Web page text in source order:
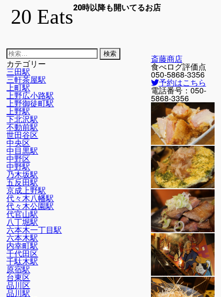
20 Eats20時以降も開いてるお店
検
索:
カテゴリー
三田駅
三軒茶屋駅
上町駅
上野広小路駅
上野御徒町駅
上野駅
下北沢駅
不動前駅
世田谷区
中央区
中目黒駅
中野区
中野駅
乃木坂駅
五反田駅
京成上野駅
代々木八幡駅
代々木公園駅
代官山駅
八丁堀駅
六本木一丁目駅
六本木駅
内幸町駅
千代田区
千駄木駅
原宿駅
台東区
品川区
品川駅
斎藤商店
食べログ評価点
050-5868-3356
予約はこちら
電話番号：050-
5868-3356